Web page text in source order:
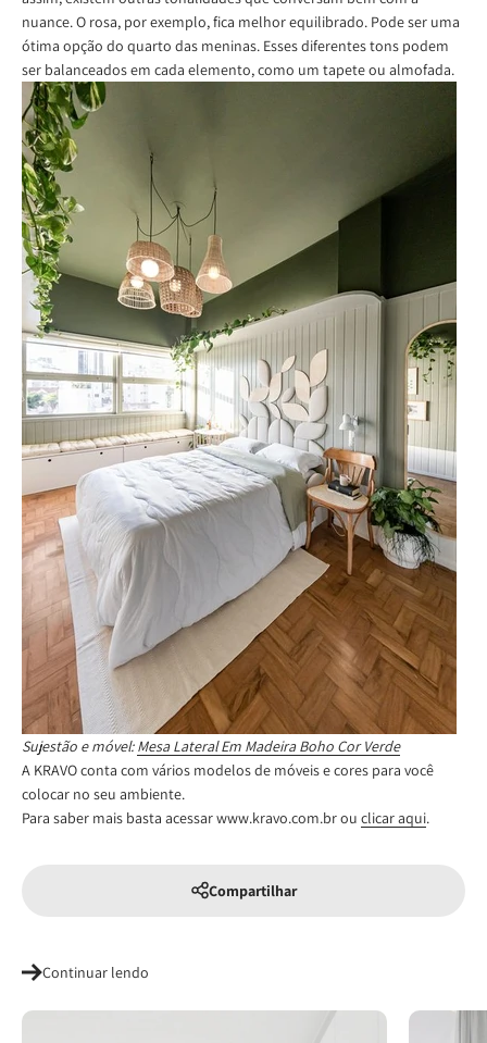
nuance. O rosa, por exemplo, fica melhor equilibrado. Pode ser uma
ótima opção do quarto das meninas. Esses diferentes tons podem
ser balanceados em cada elemento, como um tapete ou almofada.
Sujestão e móvel:Mesa Lateral Em Madeira Boho Cor Verde
A KRAVO conta com vários modelos de móveis e cores para você
colocar no seu ambiente.
Para saber mais basta acessar www.kravo.com.br ou clicar aqui.
Compartilhar
Continuar lendo